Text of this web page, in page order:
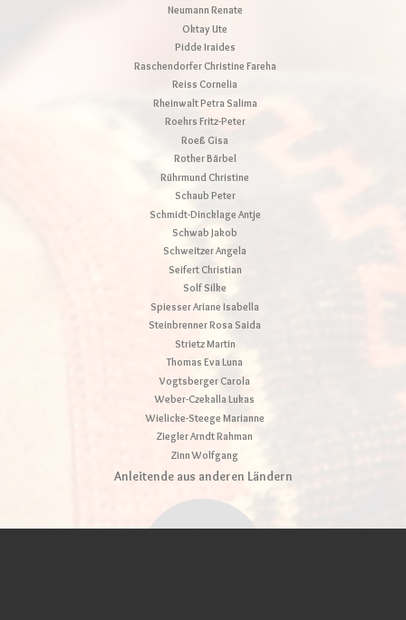
Neumann Renate
Oktay Ute
Pidde Iraides
Raschendorfer Christine Fareha
Reiss Cornelia
Rheinwalt Petra Salima
Roehrs Fritz-Peter
Roeß Gisa
Rother Bärbel
Rührmund Christine
Schaub Peter
Schmidt-Dincklage Antje
Schwab Jakob
Schweitzer Angela
Seifert Christian
Solf Silke
Spiesser Ariane Isabella
Steinbrenner Rosa Saida
Strietz Martin
Thomas Eva Luna
Vogtsberger Carola
Weber-Czekalla Lukas
Wielicke-Steege Marianne
Ziegler Arndt Rahman
Zinn Wolfgang
Anleitende aus anderen Ländern